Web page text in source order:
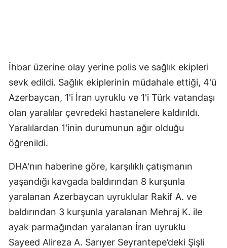
Muş
Nevşehir
Niğde
Samsun
Siirt
Sinop
İhbar üzerine olay yerine polis ve sağlık ekipleri
sevk edildi. Sağlık ekiplerinin müdahale ettiği, 4'ü
Azerbaycan, 1'i İran uyruklu ve 1'i Türk vatandaşı
olan yaralılar çevredeki hastanelere kaldırıldı.
Yaralılardan 1'inin durumunun ağır olduğu
öğrenildi.
DHA'nın haberine göre, karşılıklı çatışmanın
yaşandığı kavgada baldırından 8 kurşunla
yaralanan Azerbaycan uyruklular Rakif A. ve
baldırından 3 kurşunla yaralanan Mehraj K. ile
ayak parmağından yaralanan İran uyruklu
Sayeed Alireza A. Sarıyer Seyrantepe’deki Şişli